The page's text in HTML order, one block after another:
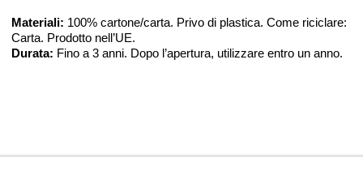
Materiali: 100% cartone/carta. Privo di plastica. Come riciclare:
Carta. Prodotto nell’UE.
Durata: Fino a 3 anni. Dopo l’apertura, utilizzare entro un anno.